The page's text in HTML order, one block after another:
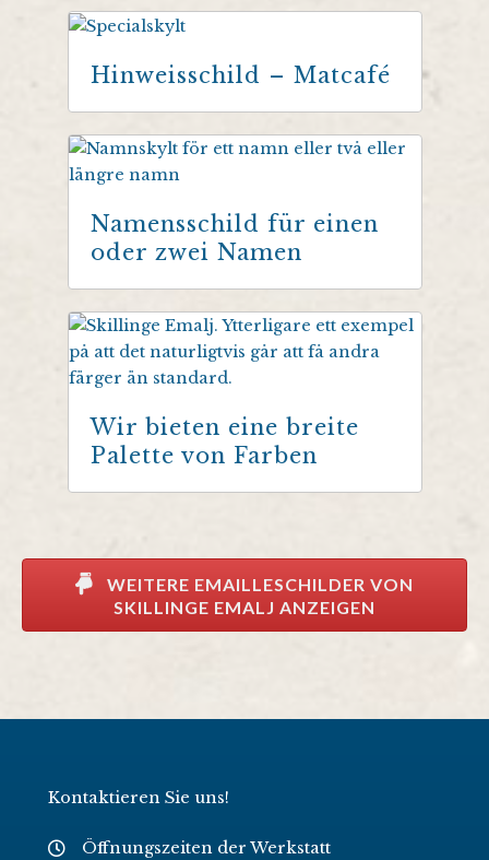
Hinweisschild – Matcafé
Namensschild für einen
oder zwei Namen
Wir bieten eine breite
Palette von Farben
WEITERE EMAILLESCHILDER VON
SKILLINGE EMALJ ANZEIGEN
Kontaktieren Sie uns!
Öffnungszeiten der Werkstatt